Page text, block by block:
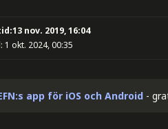
13 nov. 2019, 16:04
1 okt. 2024, 00:35
app för iOS och Android -